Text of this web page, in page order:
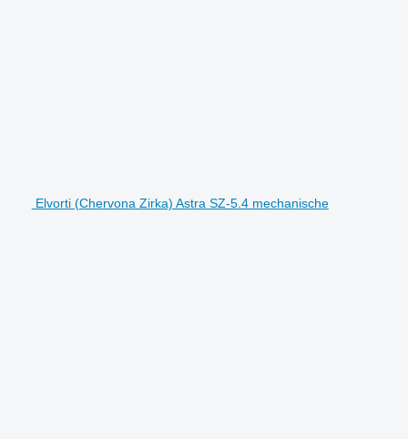
Elvorti (Chervona Zirka) Astra SZ-5.4 mechanische